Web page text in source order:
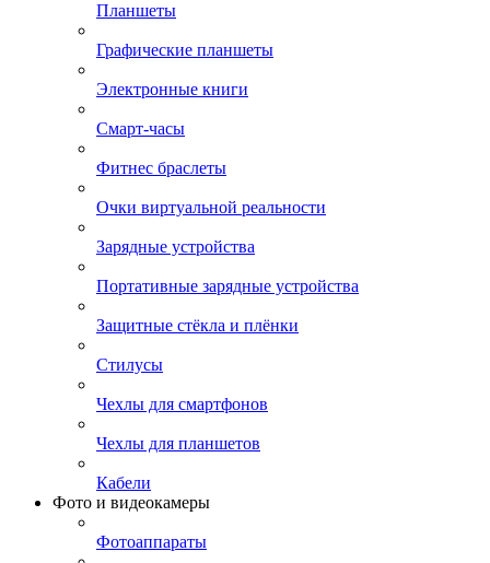
Планшеты
Графические планшеты
Электронные книги
Смарт-часы
Фитнес браслеты
Очки виртуальной реальности
Зарядные устройства
Портативные зарядные устройства
Защитные стёкла и плёнки
Стилусы
Чехлы для смартфонов
Чехлы для планшетов
Кабели
Фото и видеокамеры
Фотоаппараты